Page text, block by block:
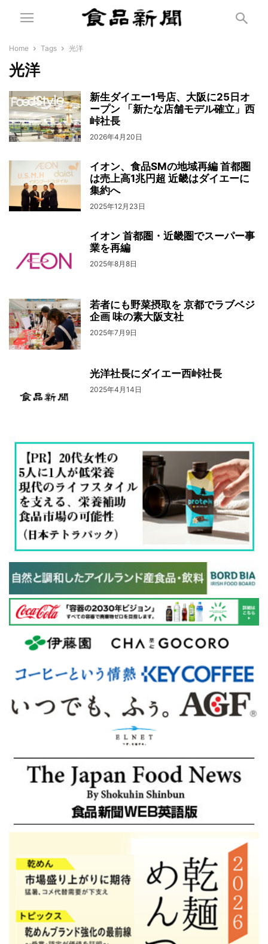
Home Tags 光洋
光洋
新生ダイエー1号店、大阪に25日オ
ープン 「新たな店舗モデル確立」西
峠社長
2026年4月20日
イオン、食品SMの地域再編 首都圏
は売上高1兆円超 近畿はダイエーに
集約へ
2025年12月23日
イオン 首都圏・近畿圏でスーパー事
業を再編
2025年8月8日
若者にも野菜摂取を 京都でラブベジ
企画 味の素大阪支社
2025年7月9日
光洋社長にダイエー西峠社長
2025年4月14日